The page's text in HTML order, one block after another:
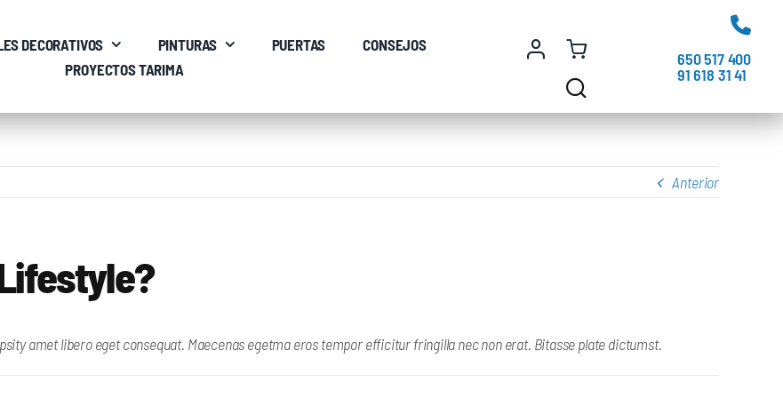
DECORATIVOS PINTURAS PUERTAS
CONSEJOS
PROYECTOS TARIMA
650 517 400
91 618 31 41
Anterior
amet libero eget consequat. Maecenas egetma eros tempor efficitur fringilla nec non erat. Bitasse plate dictumst.